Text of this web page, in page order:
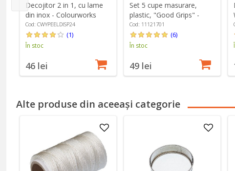
Decojitor 2 in 1, cu lame
din inox - Colourworks
Cod: CWYPEELDISP24
(1)
În stoc
46 lei
Set 5 cupe masurare,
plastic, "Good Grips" -
OXO
Cod: 11121701
(6)
În stoc
49 lei
Alte produse din aceeași categorie